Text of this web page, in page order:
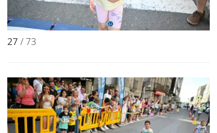
27 / 73